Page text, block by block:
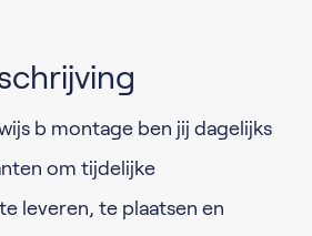
b montage ben jij dagelijks
om tijdelijke
leveren, te plaatsen en